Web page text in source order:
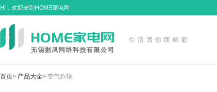
Hi，欢迎来到HOME家电网
生活因你而精彩
首页> 产品大全> 空气炸锅